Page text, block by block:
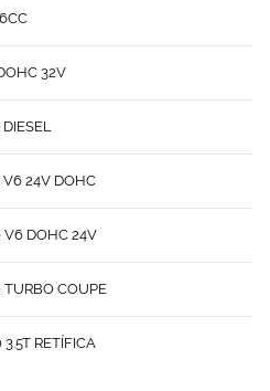
32V
DIESEL
V6 24V DOHC
V6 DOHC 24V
TURBO COUPE
RETÍFICA